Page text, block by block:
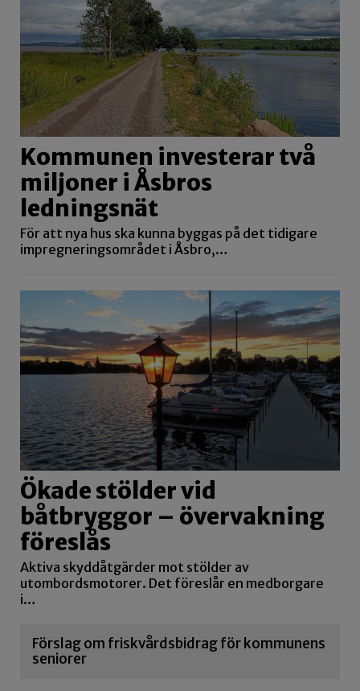
Kommunen investerar två
miljoner i Åsbros
ledningsnät
För att nya hus ska kunna byggas på det tidigare
impregneringsområdet i Åsbro,…
Ökade stölder vid
båtbryggor – övervakning
föreslås
Aktiva skyddåtgärder mot stölder av
utombordsmotorer. Det föreslår en medborgare
i…
Förslag om friskvårdsbidrag för kommunens
seniorer